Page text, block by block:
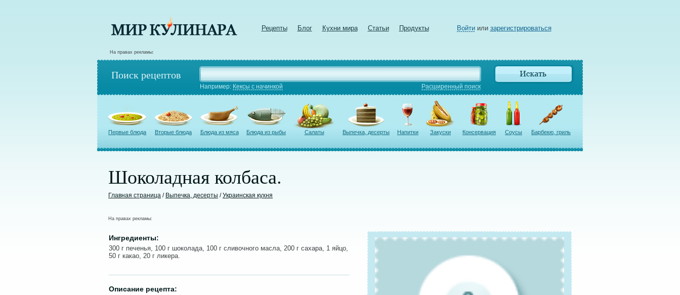
Рецепты Блог Кухни мира Статьи Продукты Войтиили зарегистрироваться
На правах рекламы:
Поиск рецептов
Например: Кексы с начинкой Расширенный поиск
Первые блюда Вторые блюда Блюда из мяса Блюда из рыбы Салаты Выпечка, десерты Напитки Закуски Консервация Соусы Барбекю, гриль
Шоколадная колбаса.
Главная страница / Выпечка, десерты /Украинская кухня
На правах рекламы:
Ингредиенты:
300 г печенья, 100 г шоколада, 100 г сливочного масла, 200 г сахара, 1 яйцо,
50 г какао, 20 г ликера.
Описание рецепта: